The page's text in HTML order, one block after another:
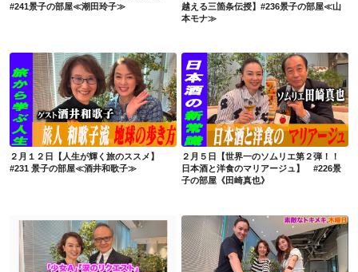
#241景子の部屋≪潮田玲子≫
越える三箇条伝授】#236景子の部屋≪山
本モナ≫
２月１２日【人生が輝く旅のススメ】#231 景子の部屋≪酒井和歌子≫
２月１２日【人生が輝く旅のススメ】
#231 景子の部屋≪酒井和歌子≫
２月５日【世界一のソムリエ第２弾！！日本酒と洋食のマリアージュ】 #226景子の部屋《田崎真也》
２月５日【世界一のソムリエ第２弾！！
日本酒と洋食のマリアージュ】 #226景
子の部屋《田崎真也》
１０月２日【少女A誕生秘話・チェッカーズデビュー・昭和の名曲】♯136景子の部屋 ≪作詞家売野雅勇≫ 【9月4日】素敵なトキメキ、木曜日